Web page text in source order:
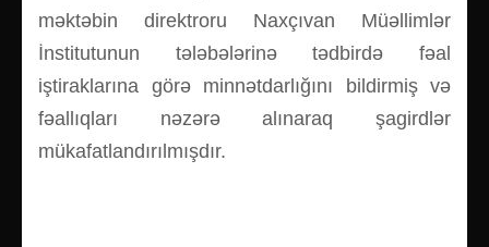
məktəbin direktroru Naxçıvan Müəllimlər
İnstitutunun tələbələrinə tədbirdə fəal
iştiraklarına görə minnətdarlığını bildirmiş və
fəallıqları nəzərə alınaraq şagirdlər
mükafatlandırılmışdır.